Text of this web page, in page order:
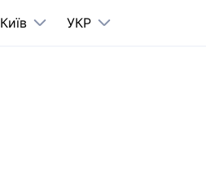
Київ УКР